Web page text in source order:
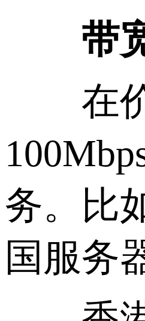
带宽
在价
务。比
国服务